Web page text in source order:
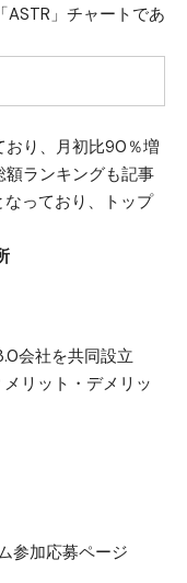
」チャートであ
おり、月初比90％増
額ランキングも記事
なっており、トップ
会社を共同設立
リット・デメリッ
参加応募ページ